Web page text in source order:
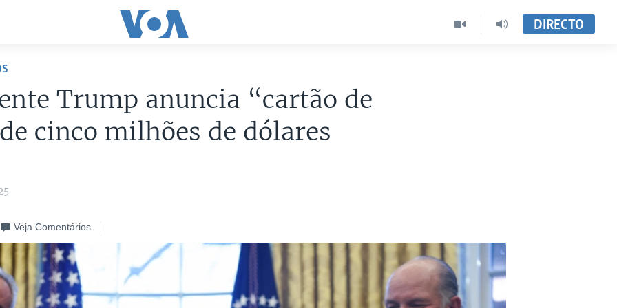
DIRECTO
Trump anuncia “cartão de
cinco milhões de dólares
Veja Comentários